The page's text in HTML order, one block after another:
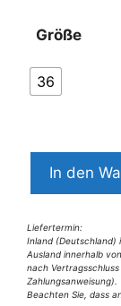
Größe
36
Missy
grau-
gelb-
braun
Gr
In den
Liefertermin:
Inland (Deutschland)
Ausland innerhalb
nach
Zahlungsanweisung).
Beachten Sie, dass